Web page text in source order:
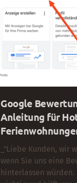
Google
Anleitung für
_"Liebe Kunden, wir
wenn Sie uns eine
hinterlassen